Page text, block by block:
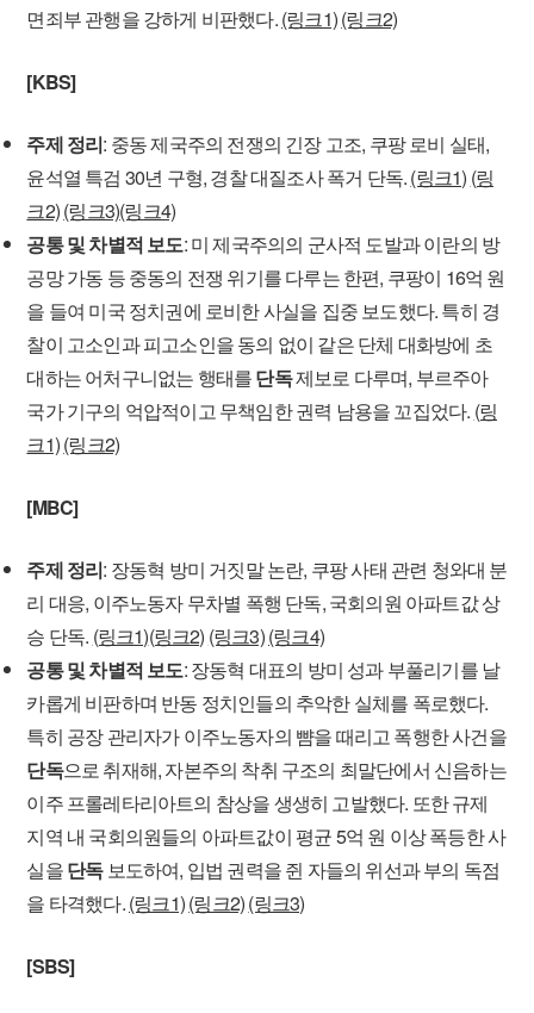
면죄부 관행을 강하게 비판했다.(링크1)(링크2)
[KBS]
주제 정리: 중동 제국주의 전쟁의 긴장 고조, 쿠팡 로비 실태,
윤석열 특검 30년 구형, 경찰 대질조사 폭거 단독.(링크1) (링
크2)(링크3)(링크4)
공통 및 차별적 보도: 미 제국주의의 군사적 도발과 이란의 방
공망 가동 등 중동의 전쟁 위기를 다루는 한편, 쿠팡이 16억 원
을 들여 미국 정치권에 로비한 사실을 집중 보도했다. 특히 경
찰이 고소인과 피고소인을 동의 없이 같은 단체 대화방에 초
대하는 어처구니없는 행태를단독제보로 다루며, 부르주아
국가 기구의 억압적이고 무책임한 권력 남용을 꼬집었다. (링
크1)(링크2)
[MBC]
주제 정리: 장동혁 방미 거짓말 논란, 쿠팡 사태 관련 청와대 분
리 대응, 이주노동자 무차별 폭행 단독, 국회의원 아파트값 상
승 단독. (링크1)(링크2) (링크3)(링크4)
공통 및 차별적 보도: 장동혁 대표의 방미 성과 부풀리기를 날
카롭게 비판하며 반동 정치인들의 추악한 실체를 폭로했다.
특히 공장 관리자가 이주노동자의 뺨을 때리고 폭행한 사건을
단독으로 취재해, 자본주의 착취 구조의 최말단에서 신음하는
이주 프롤레타리아트의 참상을 생생히 고발했다. 또한 규제
지역 내 국회의원들의 아파트값이 평균 5억 원 이상 폭등한 사
실을단독보도하여, 입법 권력을 쥔 자들의 위선과 부의 독점
을 타격했다.(링크1)(링크2)(링크3)
[SBS]